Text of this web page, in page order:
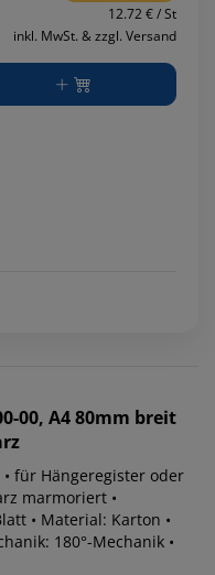
12.72 € / St
inkl. MwSt. & zzgl. Versand
00, A4 80mm breit
für Hängeregister oder
marmoriert •
• Material: Karton •
180°-Mechanik •